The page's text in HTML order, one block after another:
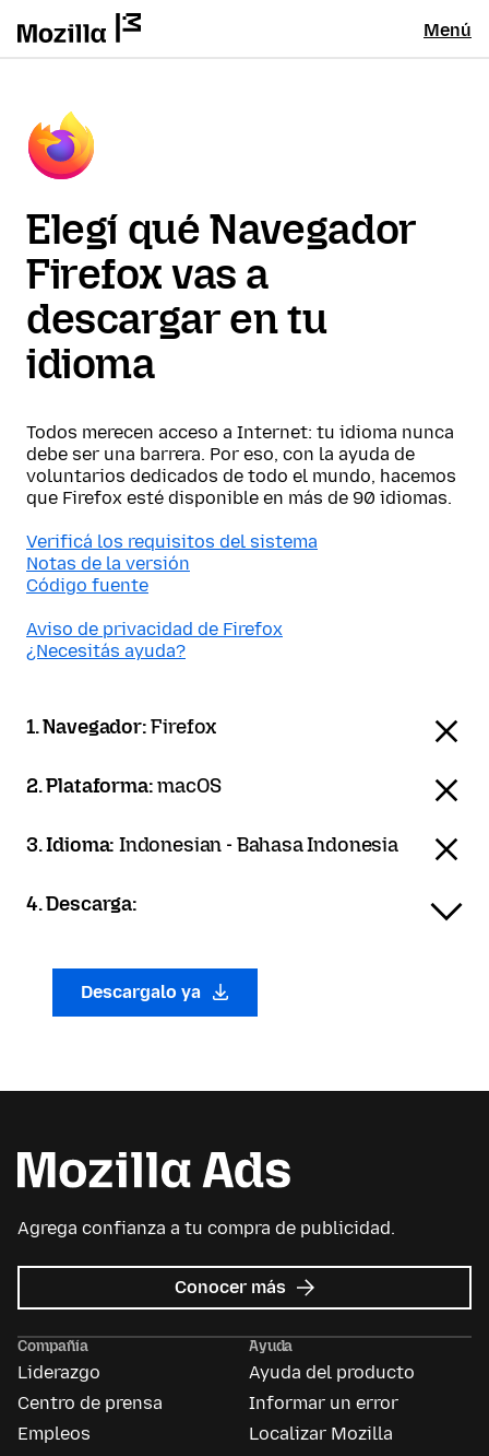
Menú
Elegí qué Navegador
Firefox vas a
descargar en tu
idioma
Todos merecen acceso a Internet: tu idioma nunca
debe ser una barrera. Por eso, con la ayuda de
voluntarios dedicados de todo el mundo, hacemos
que Firefox esté disponible en más de 90 idiomas.
Verificá los requisitos del sistema
Notas de la versión
Código fuente
Aviso de privacidad de Firefox
¿Necesitás ayuda?
1. Navegador:Firefox
2. Plataforma:macOS
3. Idioma:Indonesian - Bahasa Indonesia
4. Descarga:
Descargalo ya
Agrega confianza a tu compra de publicidad.
Conocer más sobre
Mozilla
Compañía
Liderazgo
Centro de prensa
Empleos
Ayuda
Ayuda del producto
Informar un error
Localizar Mozilla